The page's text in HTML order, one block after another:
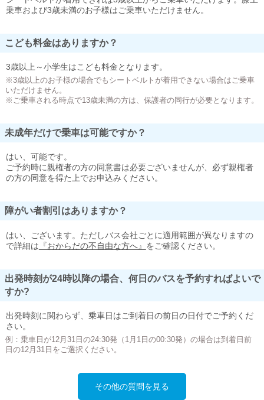
乗車および3歳未満のお子様はご乗車いただけません。
こども料金はありますか？
3歳以上～小学生はこども料金となります。
※3歳以上のお子様の場合でもシートベルトが着用できない場合はご乗車
いただけません。
※ご乗車される時点で13歳未満の方は、保護者の同行が必要となります。
未成年だけで乗車は可能ですか？
はい、可能です。
ご予約時に親権者の方の同意書は必要ございませんが、必ず親権者
の方の同意を得た上でお申込みください。
障がい者割引はありますか？
はい、ございます。ただしバス会社ごとに適用範囲が異なりますの
で詳細は 『おからだの不自由な方へ』 をご確認ください。
出発時刻が24時以降の場合、何日のバスを予約すればよいで
すか?
出発時刻に関わらず、乗車日はご到着日の前日の日付でご予約くだ
さい。
例：乗車日が12月31日の24:30発（1月1日の00:30発）の場合は到着日前
日の12月31日をご選択ください。
その他の質問を見る